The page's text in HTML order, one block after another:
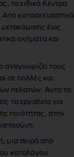
τα ειδικά Κέντρα
Από κατασκευαστικά
έως
οχήματα και
αναγνωρίζει τους
σε πολλές και
πελατών. Αυτό το
τα εργαλεία για
ποιότητας, στην
μια σειρά από
καταλόγου